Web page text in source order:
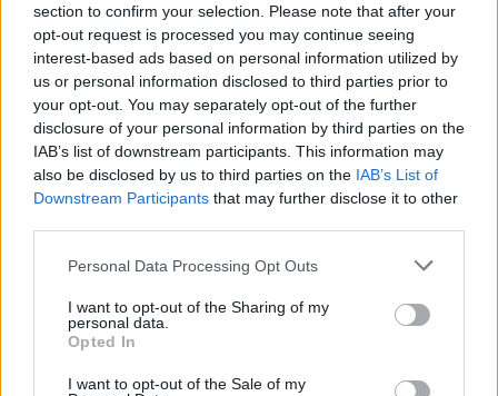
section to confirm your selection. Please note that after your
opt-out request is processed you may continue seeing
interest-based ads based on personal information utilized by
us or personal information disclosed to third parties prior to
your opt-out. You may separately opt-out of the further
disclosure of your personal information by third parties on the
IAB’s list of downstream participants. This information may
also be disclosed by us to third parties on the IAB’s List of
Downstream Participants that may further disclose it to other
Personal Data Processing Opt Outs
I want to opt-out of the Sharing of my
personal data.
Opted In
I want to opt-out of the Sale of my
γράμματα στην σελίδα φαίνονται να είναι
τυχαία αλλά όμως αυτά έχουν ακριβή θέση.’
Deepak Chopra